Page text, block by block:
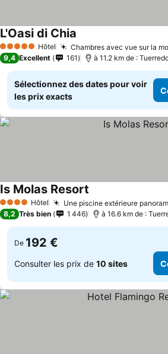
5 Étoiles Hôtel Chambres avec vue sur la
L'Oasi di Chia
9,4 Excellent 161 à 11.2 km de :
Sélectionnez des dates pour voir
les prix exacts
4 Étoiles Hôtel Une piscine extérieure
Is Molas Resort
8,2 Très bien 1 446 à 16.6 km de :
De 192 €
Consulter les prix de 10 sites